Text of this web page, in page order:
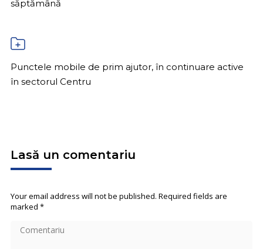
săptămână
Punctele mobile de prim ajutor, în continuare active
în sectorul Centru
Lasă un comentariu
Your email address will not be published. Required fields are
marked *
Comentariu